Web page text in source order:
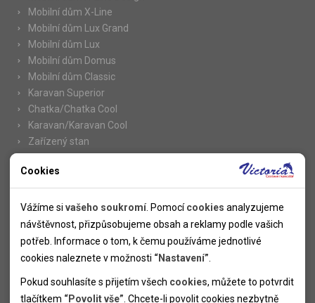
Mobilní dům X-Line
Mobilní dům Lux Grand
Mobilní dům Lux
Mobilní dům Domus
Mobilní dům Classic
Karavan Superior
Chatka/Chatka Cool
Karavan/Karavan Cool
Zařízený stan
Informace
Novinky
Kolektivy
SUPER FIRST MINUTE
Informace k letním pobytům
Informace o letecké dopravě
Cookies
Vážíme si vašeho soukromí . Pomocícookies analyzujeme
návštěvnost, přizpůsobujeme obsah a reklamy podle vašich
potřeb. Informace o tom, k čemu používáme jednotlivé
cookies naleznete v možnosti “Nastavení”
Pokud souhlasíte s přijetím všech cookies, můžete to potvrdit
tlačítkem “Povolit vše” . Chcete-li povolit cookies nezbytně
Nutné cookies pomáhají, aby byla webová stránka použitelná
tak, že umožní základní funkce jako navigace stránky a
přístup k zabezpečeným sekcím webové stránky. Webová
stránka nemůže správně fungovat bez těchto cookies.
Analytické cookies